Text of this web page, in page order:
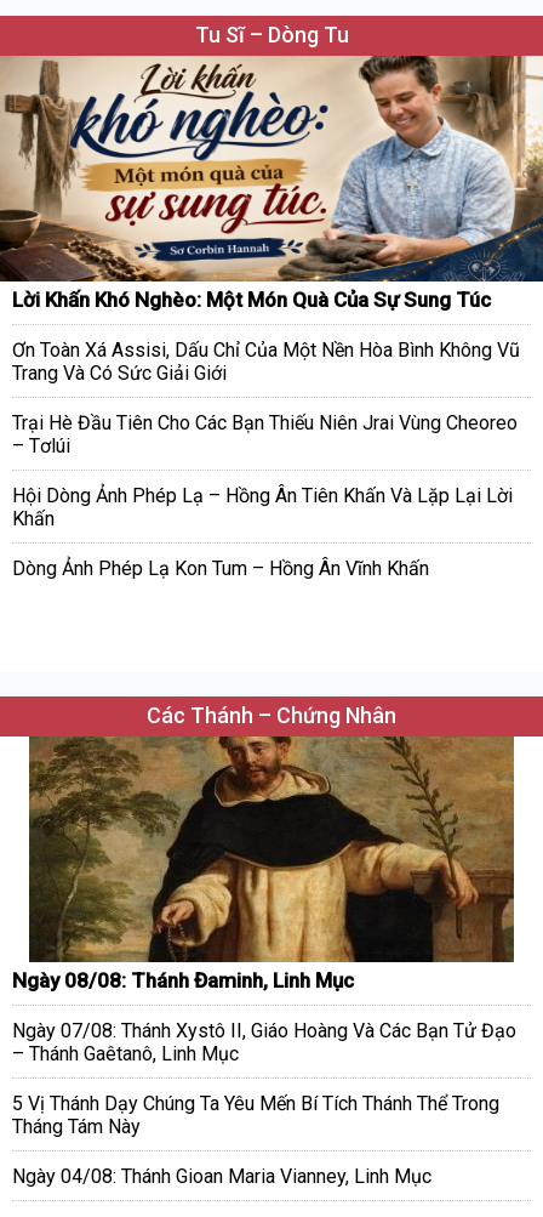
Tu Sĩ – Dòng Tu
Lời Khấn Khó Nghèo: Một Món Quà Của Sự Sung Túc
Ơn Toàn Xá Assisi, Dấu Chỉ Của Một Nền Hòa Bình Không Vũ
Trang Và Có Sức Giải Giới
Trại Hè Đầu Tiên Cho Các Bạn Thiếu Niên Jrai Vùng Cheoreo
– Tơlúi
Hội Dòng Ảnh Phép Lạ – Hồng Ân Tiên Khấn Và Lặp Lại Lời
Khấn
Dòng Ảnh Phép Lạ Kon Tum – Hồng Ân Vĩnh Khấn
Các Thánh – Chứng Nhân
Ngày 08/08: Thánh Đaminh, Linh Mục
Ngày 07/08: Thánh Xystô II, Giáo Hoàng Và Các Bạn Tử Đạo
– Thánh Gaêtanô, Linh Mục
5 Vị Thánh Dạy Chúng Ta Yêu Mến Bí Tích Thánh Thể Trong
Tháng Tám Này
Ngày 04/08: Thánh Gioan Maria Vianney, Linh Mục